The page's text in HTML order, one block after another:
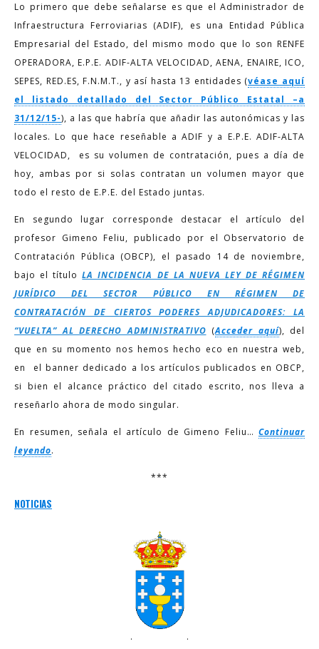
Lo primero que debe señalarse es que el Administrador de
Infraestructura Ferroviarias (ADIF), es una Entidad Pública
Empresarial del Estado, del mismo modo que lo son RENFE
OPERADORA, E.P.E. ADIF-ALTA VELOCIDAD, AENA, ENAIRE, ICO,
SEPES, RED.ES, F.N.M.T., y así hasta 13 entidades (véase aquí
el listado detallado del Sector Público Estatal –a
31/12/15-), a las que habría que añadir las autonómicas y las
locales. Lo que hace reseñable a ADIF y a E.P.E. ADIF-ALTA
VELOCIDAD, es su volumen de contratación, pues a día de
hoy, ambas por si solas contratan un volumen mayor que
todo el resto de E.P.E. del Estado juntas.
En segundo lugar corresponde destacar el artículo del
profesor Gimeno Feliu, publicado por el Observatorio de
Contratación Pública (OBCP), el pasado 14 de noviembre,
bajo el títuloLA INCIDENCIA DE LA NUEVA LEY DE RÉGIMEN
JURÍDICO DEL SECTOR PÚBLICO EN RÉGIMEN DE
CONTRATACIÓN DE CIERTOS PODERES ADJUDICADORES: LA
“VUELTA” AL DERECHO ADMINISTRATIVO (Acceder aquí), del
que en su momento nos hemos hecho eco en nuestra web,
en el banner dedicado a los artículos publicados en OBCP,
si bien el alcance práctico del citado escrito, nos lleva a
reseñarlo ahora de modo singular.
En resumen, señala el artículo de Gimeno Feliu… Continuar
leyendo.
***
NOTICIAS
. .